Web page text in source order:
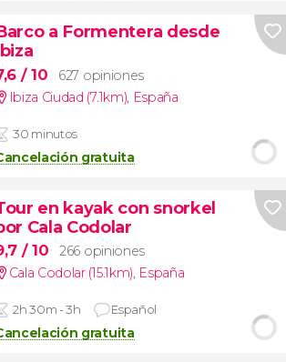
a Formentera desde
/ 10
627 opiniones
Ibiza Ciudad (7.1km), España
30 minutos
gratuita
en kayak con snorkel
Cala Codolar
/ 10
266 opiniones
Cala Codolar (15.1km), España
2h 30m - 3h Español
gratuita